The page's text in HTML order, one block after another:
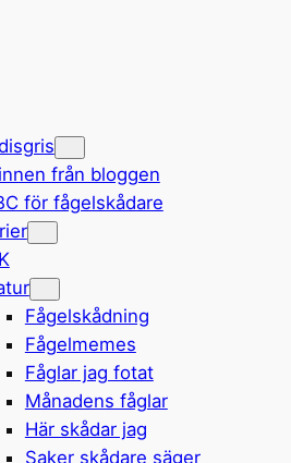
från bloggen
för fågelskådare
Fågelskådning
Fågelmemes
Fåglar jag fotat
Månadens fåglar
Här skådar jag
Saker skådare säger